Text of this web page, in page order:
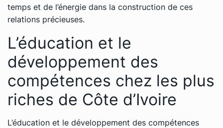
temps et de l’énergie dans la construction de ces
relations précieuses.
L’éducation et le
développement des
compétences chez les plus
riches de Côte d’Ivoire
L’éducation et le développement des compétences